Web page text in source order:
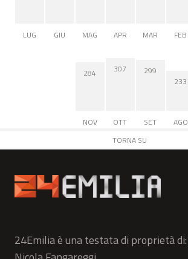
LUG GIU MAG APR MAR FEB
284
NOV
307
OTT
299
SET
233
AGO
TORNA SU
24Emilia è una testata di proprietà di: